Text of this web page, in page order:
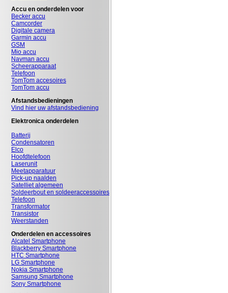
Accu en onderdelen voor
Becker accu
Camcorder
Digitale camera
Garmin accu
GSM
Mio accu
Navman accu
Scheerapparaat
Telefoon
TomTom accesoires
TomTom accu
Afstandsbedieningen
Vind hier uw afstandsbediening
Elektronica onderdelen
Batterij
Condensatoren
Elco
Hoofdtelefoon
Laserunit
Meetapparatuur
Pick-up naalden
Satelliet algemeen
Soldeerbout en soldeeraccessoires
Telefoon
Transformator
Transistor
Weerstanden
Onderdelen en accessoires
Alcatel Smartphone
Blackberry Smartphone
HTC Smartphone
LG Smartphone
Nokia Smartphone
Samsung Smartphone
Sony Smartphone